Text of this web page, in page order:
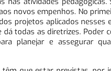
novos empenhos. No
projetos aplicados
dá todas as diretrizes.
planejar e assegurar